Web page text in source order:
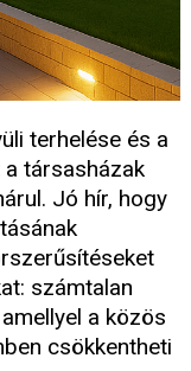
terhelése és a
társasházak
Jó hír, hogy
számtalan
a közös
csökkentheti